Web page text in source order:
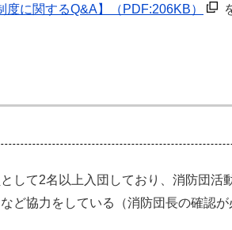
度に関するQ&A】 （PDF:206KB）
して2名以上入団しており、消防団活
ど協力をしている（消防団長の確認が